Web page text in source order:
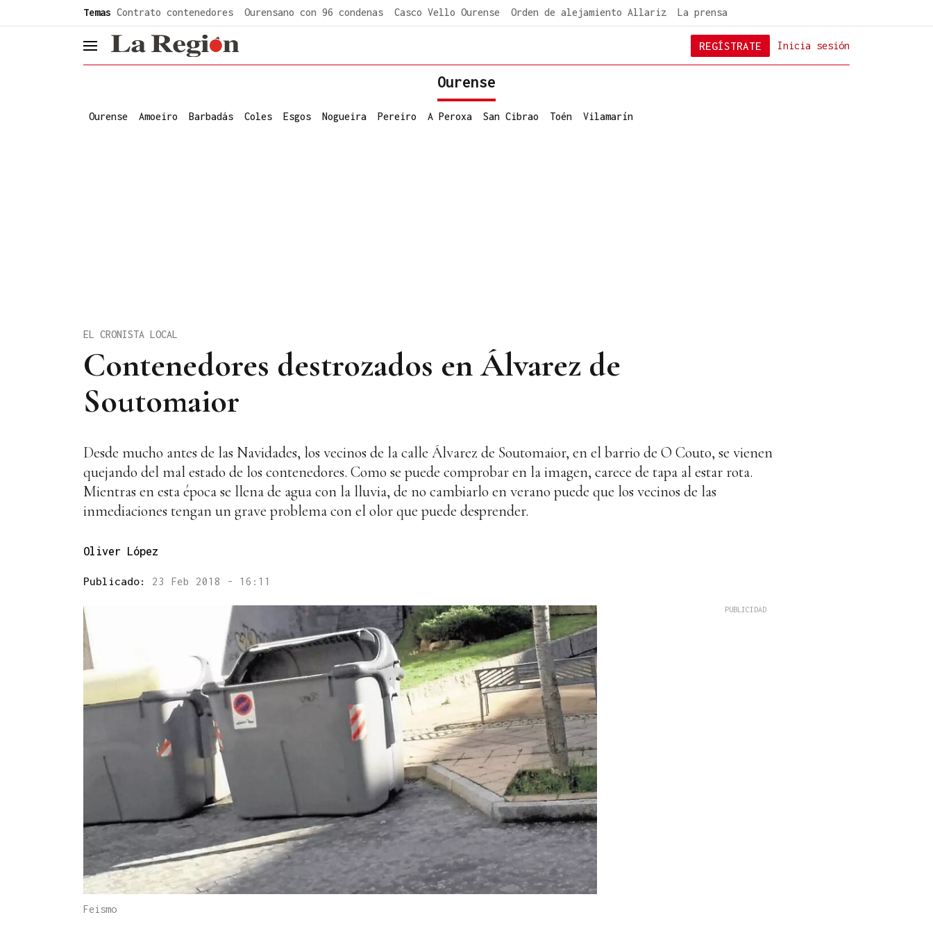
Temas Contrato contenedores Ourensano con 96 condenas Casco Vello Ourense Orden de alejamiento Allariz La prensa
header.menu.open Inicia sesión
REGÍSTRATE
Ourense
Ourense Amoeiro Barbadás Coles Esgos Nogueira Pereiro A Peroxa San Cibrao Toén Vilamarín
Contenedores destrozados en Álvarez de
Soutomaior
EL CRONISTA LOCAL
Desde mucho antes de las Navidades, los vecinos de la calle Álvarez de Soutomaior, en el barrio de O Couto, se vienen
quejando del mal estado de los contenedores. Como se puede comprobar en la imagen, carece de tapa al estar rota.
Mientras en esta época se llena de agua con la lluvia, de no cambiarlo en verano puede que los vecinos de las
inmediaciones tengan un grave problema con el olor que puede desprender.
Oliver López
Publicado: 23 Feb 2018 - 16:11
Feismo